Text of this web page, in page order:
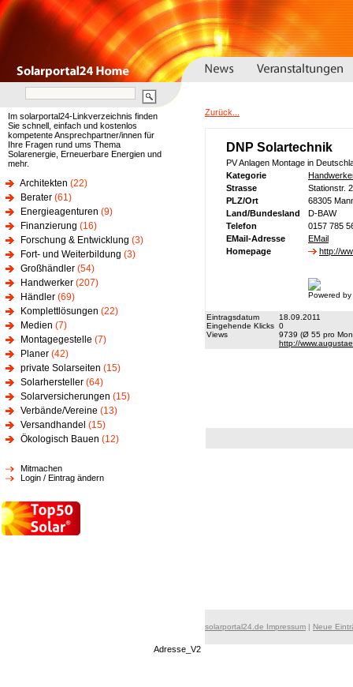
Im solarportal24-Linkverzeichnis finden
Sie schnell, einfach und kostenlos
kompetente Ansprechpartner/innen für
Ihre Fragen rund ums Thema
Solarenergie, Erneuerbare Energien und
mehr.
Architekten (22)
Berater (61)
Energieagenturen (9)
Finanzierung (16)
Forschung & Entwicklung (3)
Fort- und Weiterbildung (3)
Großhändler (54)
Handwerker (207)
Händler (69)
Komplettlösungen (22)
Medien (7)
Montagegestelle (7)
Planer (42)
private Solarseiten (15)
Solarhersteller (64)
Solarversicherungen (15)
Verbände/Vereine (13)
Versandhandel (15)
Ökologisch Bauen (12)
Mitmachen
Login / Eintrag ändern
Zurück...
DNP Solartechnik
PV Anlagen Montage in
Kategorie
Strasse
Stationstr. 2
PLZ/Ort
68305
Land/Bundesland
D-BAW
Telefon
0157 785
EMail-Adresse
EMail
Homepage
http://
Powered
Eintragsdatum
18.09.2011
Eingehende Klicks 0
Views
9739 (Ø 55 pro
http://
solarportal24.de Impressum | Neue
Adresse_V2